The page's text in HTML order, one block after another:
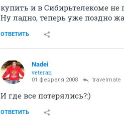
купить и в Сибирьтелекоме не
Ну ладно, теперь уже поздно
ОТВЕТИТЬ
Nadei
veteran
01 февраля 2008 travelmate
И где все потерялись?:)
ОТВЕТИТЬ